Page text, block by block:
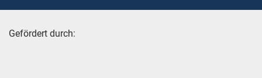
Gefördert durch: